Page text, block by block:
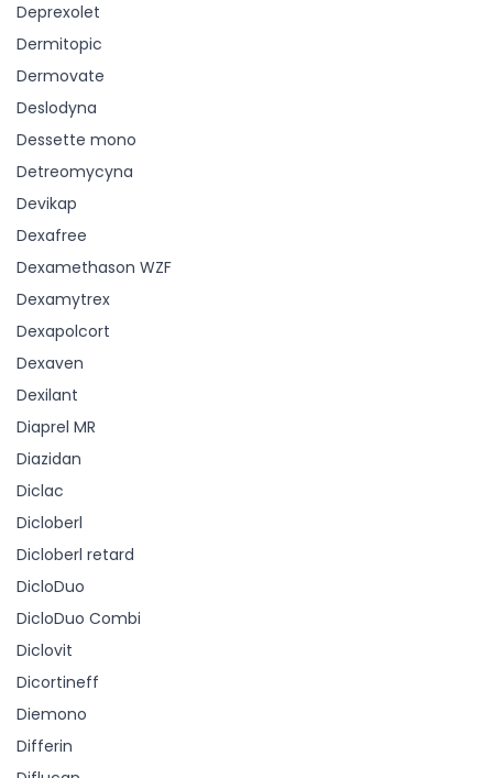
Deprexolet
Dermitopic
Dermovate
Deslodyna
Dessette mono
Detreomycyna
Devikap
Dexafree
Dexamethason WZF
Dexamytrex
Dexapolcort
Dexaven
Dexilant
Diaprel MR
Diazidan
Diclac
Dicloberl
Dicloberl retard
DicloDuo
DicloDuo Combi
Diclovit
Dicortineff
Diemono
Differin